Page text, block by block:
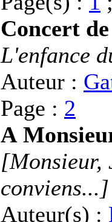
Concert
L'enfance
Auteur :
Page : 2
A
[Monsieur,
conviens...]
Auteur(s) :